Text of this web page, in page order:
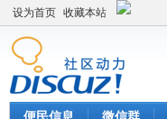
设为首页 收藏本站